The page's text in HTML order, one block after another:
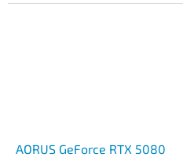
AORUS GeForce RTX 5080